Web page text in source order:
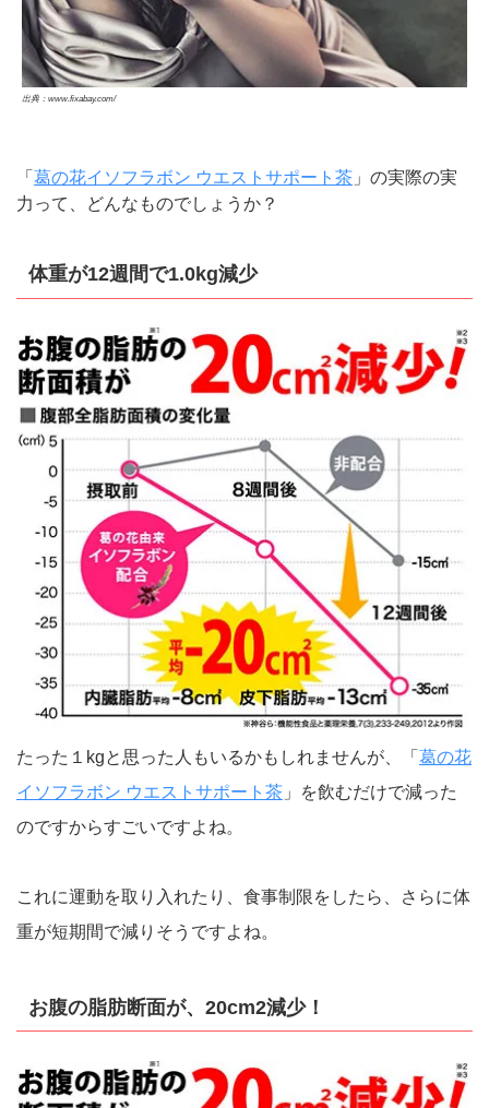
出典：www.fixabay.com/
「 葛の花イソフラボン ウエストサポート茶 」の実際の実
力って、どんなものでしょうか？
体重が12週間で1.0kg減少
たった１kgと思った人もいるかもしれませんが、「 葛の花
イソフラボン ウエストサポート茶 」を飲むだけで減った
のですからすごいですよね。
これに運動を取り入れたり、食事制限をしたら、さらに体
重が短期間で減りそうですよね。
お腹の脂肪断面が、20cm2減少！